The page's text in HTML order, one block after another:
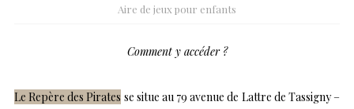
Aire de jeux pour enfants
Comment y accéder ?
Le Repère des Pirates se situe au 79 avenue de Lattre de Tassigny –